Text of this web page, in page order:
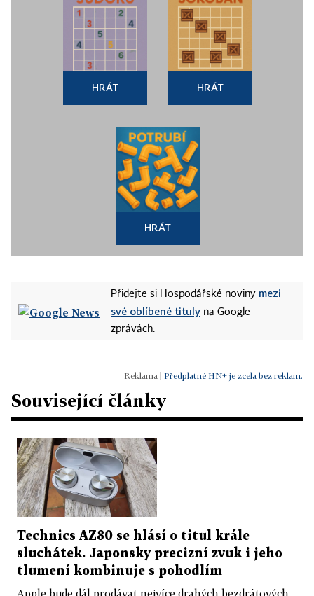
HRÁT HRÁT
HRÁT
Přidejte si Hospodářské noviny mezi
své oblíbené tituly na Google
zprávách.
Předplatné HN+ je zcela bez reklam.
Související články
Technics AZ80 se hlásí o titul krále
sluchátek. Japonsky precizní zvuk i jeho
tlumení kombinuje s pohodlím
Apple bude dál prodávat nejvíce drahých bezdrátových